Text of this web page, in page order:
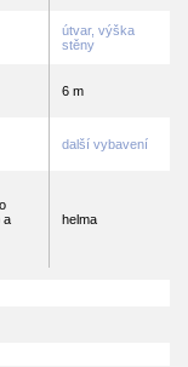
útvar, výška
stěny
6 m
další vybavení
a
helma